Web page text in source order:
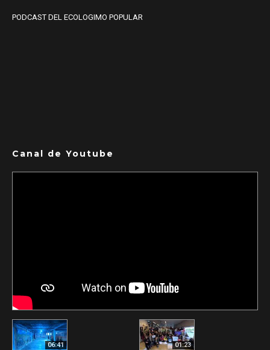
PODCAST DEL ECOLOGIMO POPULAR
Canal de Youtube
06:41 01:23